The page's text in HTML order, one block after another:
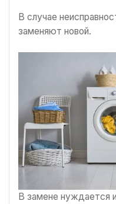
В случае
заменяют новой.
В замене нуждается